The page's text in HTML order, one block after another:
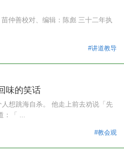
仲善校对、编辑：陈彪 三十二年执
#讲道教导
味的笑话
想跳海自杀。 他走上前去劝说「先
「 ...
#教会观